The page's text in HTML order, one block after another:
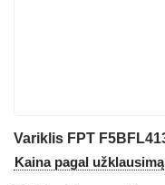
Kaina pagal užklausimą